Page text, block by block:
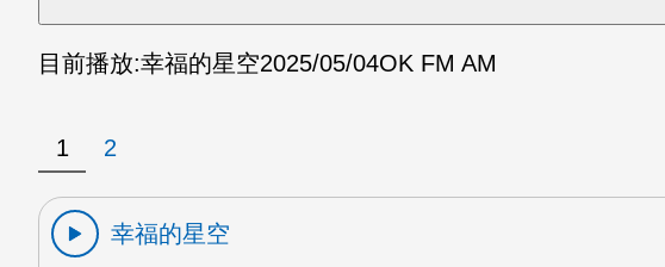
目前播放:幸福的星空2025/05/04OK FM AM
1 2
幸福的星空